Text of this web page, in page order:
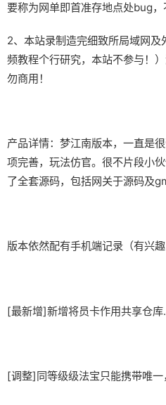
要称为网单即首准存地点处bug
2、本站录制造完细致所局域网
频教程个行研究，本站不参与！
勿商用！
产品详情：梦江南版本，一直是
项完善，玩法仿官。很不片段小
了全套源码，包括网关于源码及
版本依然配有手机端记录（有兴趣
[最新增]新增将员卡作用共享仓库
[调整]同等级级法宝只能携带唯